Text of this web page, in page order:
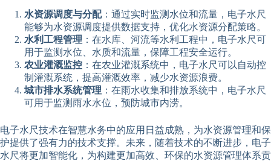
水资源调度与分配：通过实时监测水位和流量，电子水尺
能够为水资源调度提供数据支持，优化水资源分配策略。
水利工程管理 ：在水库、河流等水利工程中，电子水尺可
用于监测水位、水质和流量，保障工程安全运行。
农业灌溉监控 ：在农业灌溉系统中，电子水尺可以自动控
制灌溉系统，提高灌溉效率，减少水资源浪费。
城市排水系统管理 ：在雨水收集和排放系统中，电子水尺
可用于监测雨水水位，预防城市内涝。
电子水尺技术在智慧水务中的应用日益成熟，为水资源管理和保
护提供了强有力的技术支撑。未来，随着技术的不断进步，电子
水尺将更加智能化，为构建更加高效、环保的水资源管理体系贡